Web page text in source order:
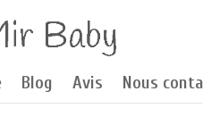
Blog Avis Nous